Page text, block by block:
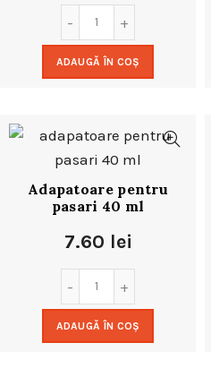
ADAUGĂ ÎN COȘ
Adapatoare pentru
pasari 40 ml
7.60 lei
ADAUGĂ ÎN COȘ